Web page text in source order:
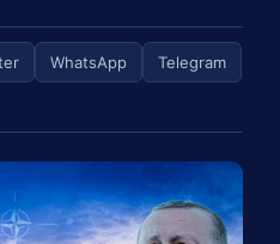
WhatsApp Telegram